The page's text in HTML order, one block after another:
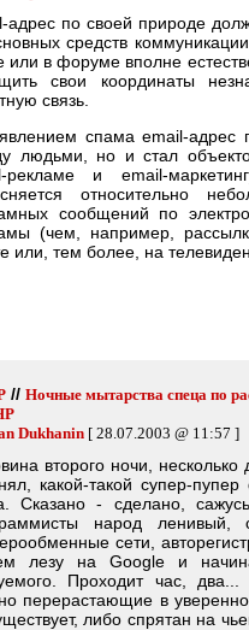
адрес по своей природе
средств
или в форуме вполне
свои координаты
связь.
спама email-адрес
людьми, но и стал
рекламе и email-
относительно
сообщений по
(чем, например,
или, тем более, на
// Ночные мытарства спеца по
Dukhanin [ 28.07.2003 @ 11:57 ]
второго ночи,
какой-такой супер-
Сказано - сделано,
народ
сети,
лезу на Google и
Проходит час,
перерастающие в
либо спрятан на